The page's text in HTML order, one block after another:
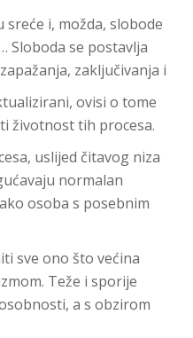
sreće i, možda, slobode
Sloboda se postavlja
zaključivanja i
ovisi o tome
životnost tih procesa.
uslijed čitavog niza
normalan
osoba s posebnim
sve ono što većina
Teže i sporije
a s obzirom